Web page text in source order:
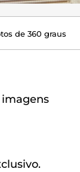
de 360 graus